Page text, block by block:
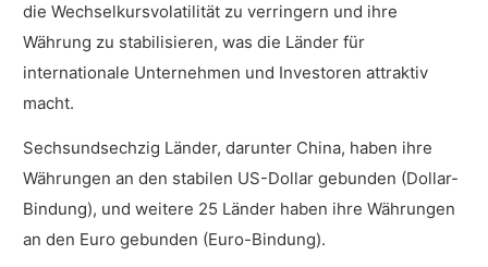
die Wechselkursvolatilität zu verringern und ihre
Währung zu stabilisieren, was die Länder für
internationale Unternehmen und Investoren attraktiv
macht.
Sechsundsechzig Länder, darunter China, haben ihre
Währungen an den stabilen US-Dollar gebunden (Dollar-
Bindung), und weitere 25 Länder haben ihre Währungen
an den Euro gebunden (Euro-Bindung).